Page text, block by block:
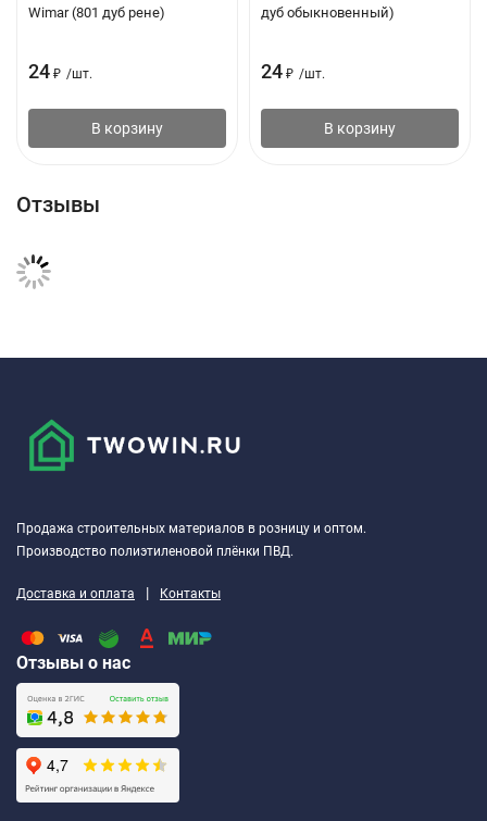
Wimar (801 дуб рене)
24 ₽ /шт.
В корзину
дуб обыкновенный)
24 ₽ /шт.
В корзину
Отзывы
Продажа строительных материалов в розницу и оптом.
Производство полиэтиленовой плёнки ПВД.
Доставка и оплата | Контакты
Отзывы о нас